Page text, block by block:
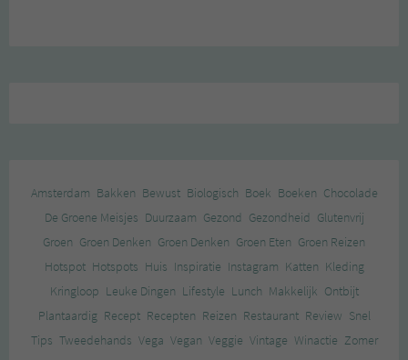
Amsterdam Bakken Bewust Biologisch Boek Boeken Chocolade
De Groene Meisjes Duurzaam Gezond Gezondheid Glutenvrij
Groen Groen Denken Groen Denken Groen Eten Groen Reizen
Hotspot Hotspots Huis Inspiratie Instagram Katten Kleding
Kringloop Leuke Dingen Lifestyle Lunch Makkelijk Ontbijt
Plantaardig Recept Recepten Reizen Restaurant Review Snel
Tips Tweedehands Vega Vegan Veggie Vintage Winactie Zomer